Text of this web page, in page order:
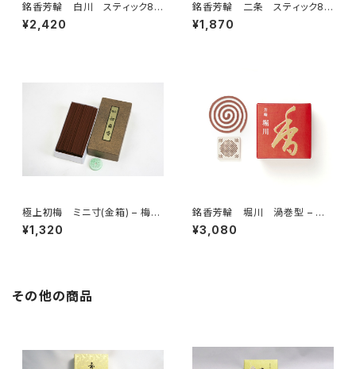
銘香芳輪 白川 スティック80
本入 – 松栄堂
¥2,420
銘香芳輪 二条 スティック80
本入 – 松栄堂
¥1,870
極上初梅 ミニ寸(金箱) – 梅薫
堂
¥1,320
銘香芳輪 堀川 渦巻型 – 松
栄堂
¥3,080
その他の商品